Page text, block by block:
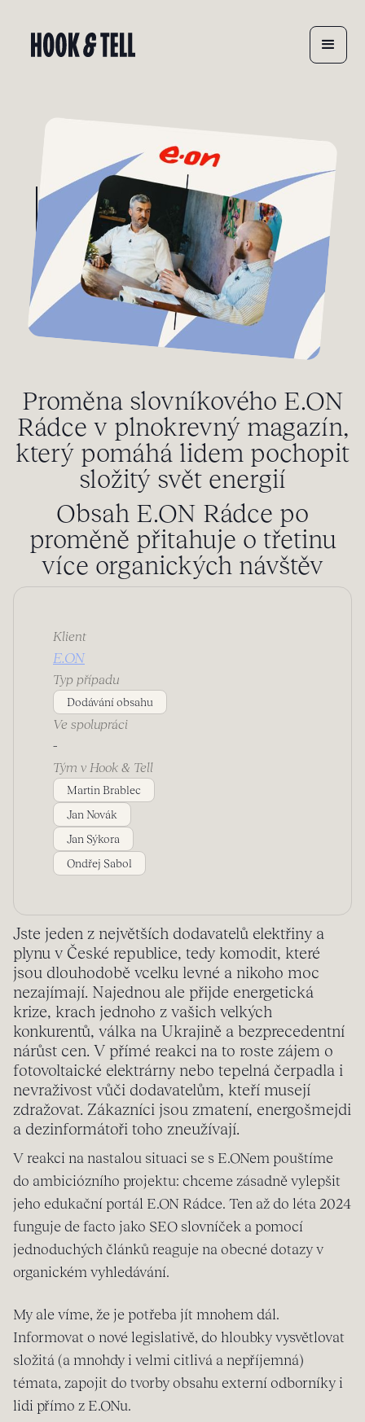
Proměna slovníkového E.ON
Rádce v plnokrevný magazín,
který pomáhá lidem pochopit
složitý svět energií
Obsah E.ON Rádce po
proměně přitahuje o třetinu
více organických návštěv
Klient
E.ON
Typ případu
Dodávání obsahu
Ve spolupráci
-
Tým v Hook & Tell
Martin Brablec
Jan Novák
Jan Sýkora
Ondřej Sabol
Jste jeden z největších dodavatelů elektřiny a
plynu v České republice, tedy komodit, které
jsou dlouhodobě vcelku levné a nikoho moc
nezajímají. Najednou ale přijde energetická
krize, krach jednoho z vašich velkých
konkurentů, válka na Ukrajině a bezprecedentní
nárůst cen. V přímé reakci na to roste zájem o
fotovoltaické elektrárny nebo tepelná čerpadla i
nevraživost vůči dodavatelům, kteří musejí
zdražovat. Zákazníci jsou zmatení, energošmejdi
a dezinformátoři toho zneužívají.
V reakci na nastalou situaci se s E.ONem pouštíme
do ambiciózního projektu: chceme zásadně vylepšit
jeho edukační portál E.ON Rádce. Ten až do léta 2024
funguje de facto jako SEO slovníček a pomocí
jednoduchých článků reaguje na obecné dotazy v
organickém vyhledávání.
My ale víme, že je potřeba jít mnohem dál.
Informovat o nové legislativě, do hloubky vysvětlovat
složitá (a mnohdy i velmi citlivá a nepříjemná)
témata, zapojit do tvorby obsahu externí odborníky i
lidi přímo z E.ONu.